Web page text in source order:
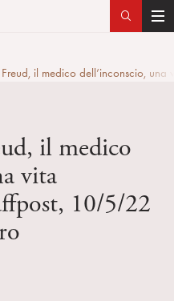
T
g
il medico dell’inconscio,
il medico
vita
10/5/22